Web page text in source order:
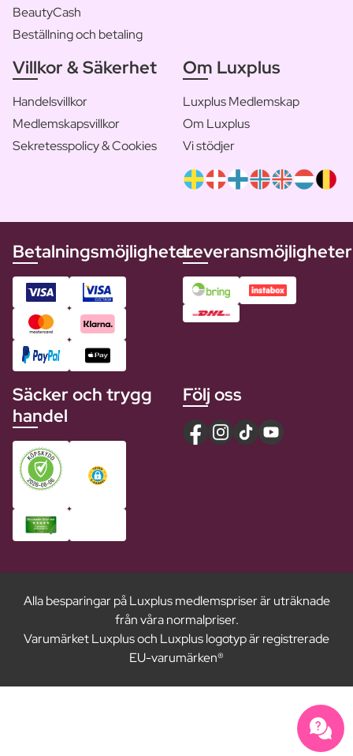
BeautyCash
Beställning och betaling
Villkor & Säkerhet
Handelsvillkor
Medlemskapsvillkor
Sekretesspolicy & Cookies
Om Luxplus
Luxplus Medlemskap
Om Luxplus
Vi stödjer
BetalningsmöjligheterLeveransmöjligheter
Säcker och trygg
handel
Följ oss
Alla besparingar på Luxplus medlemspriser är uträknade
från våra normalpriser.
Varumärket Luxplus och Luxplus logotyp är registrerade
EU-varumärken®